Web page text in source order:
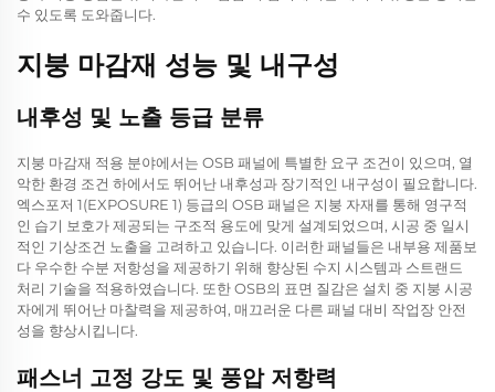
수 있도록 도와줍니다.
지붕 마감재 성능 및 내구성
내후성 및 노출 등급 분류
지붕 마감재 적용 분야에서는 OSB 패널에 특별한 요구 조건이 있으며, 열
악한 환경 조건 하에서도 뛰어난 내후성과 장기적인 내구성이 필요합니다.
엑스포저 1(EXPOSURE 1) 등급의 OSB 패널은 지붕 자재를 통해 영구적
인 습기 보호가 제공되는 구조적 용도에 맞게 설계되었으며, 시공 중 일시
적인 기상조건 노출을 고려하고 있습니다. 이러한 패널들은 내부용 제품보
다 우수한 수분 저항성을 제공하기 위해 향상된 수지 시스템과 스트랜드
처리 기술을 적용하였습니다. 또한 OSB의 표면 질감은 설치 중 지붕 시공
자에게 뛰어난 마찰력을 제공하여, 매끄러운 다른 패널 대비 작업장 안전
성을 향상시킵니다.
패스너 고정 강도 및 풍압 저항력